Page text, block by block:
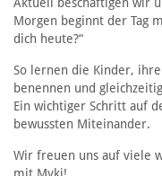
Morgen beginnt der Tag
dich heute?“
So lernen die Kinder,
benennen und
Ein wichtiger Schritt auf
bewussten Miteinander.
Wir freuen uns auf viele